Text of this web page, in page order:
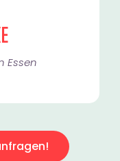
Essen​